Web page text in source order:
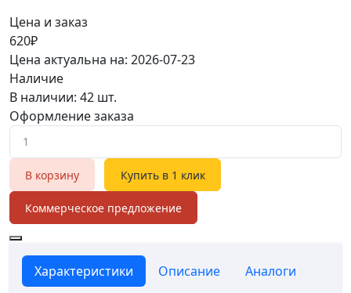
Цена и заказ
620₽
Цена актуальна на: 2026-07-23
Наличие
В наличии: 42 шт.
Оформление заказа
В корзину Купить в 1 клик
Коммерческое предложение
Характеристики Описание
Аналоги